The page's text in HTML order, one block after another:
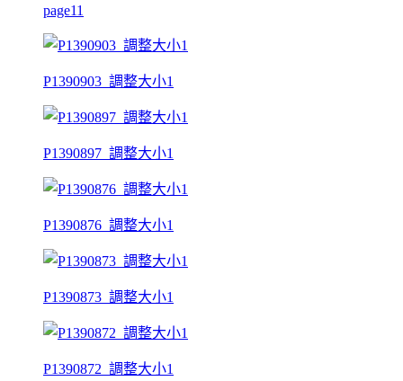
page11
P1390903_調整大小1
P1390897_調整大小1
P1390876_調整大小1
P1390873_調整大小1
P1390872_調整大小1